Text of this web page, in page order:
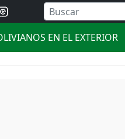
EN EL EXTERIOR